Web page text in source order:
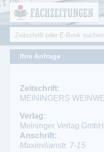
Fachzeitungen.de -
Fachmagazine
Suchformular
Suche
Ihre Anfrage
Zeitschrift:
MEININGERS
Verlag:
Meininger Verlag GmbH
Anschrift:
Maximilianstr. 7-15
Cookie-Einstellungen